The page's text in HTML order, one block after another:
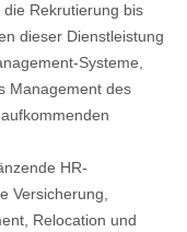
Rekrutierung bis
dieser Dienstleistung
Systeme,
Management des
HR-
Versicherung,
Relocation und